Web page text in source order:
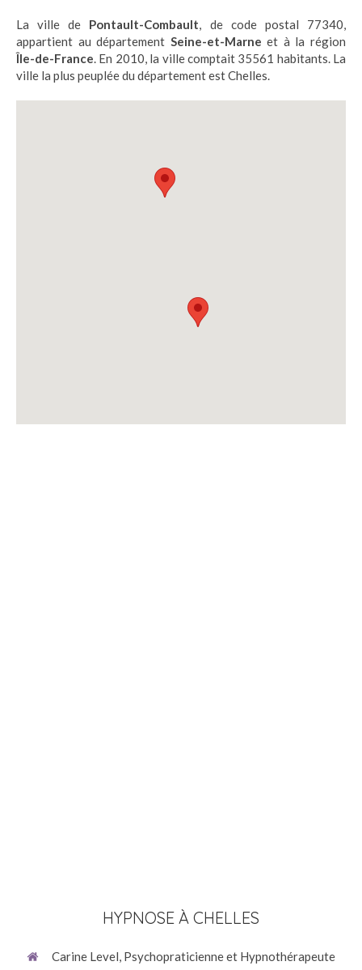
La ville de Pontault-Combault, de code postal 77340,
appartient au département Seine-et-Marne et à la région
Île-de-France. En 2010, la ville comptait 35561 habitants. La
ville la plus peuplée du département est Chelles.
HYPNOSE À CHELLES
Carine Level, Psychopraticienne et Hypnothérapeute